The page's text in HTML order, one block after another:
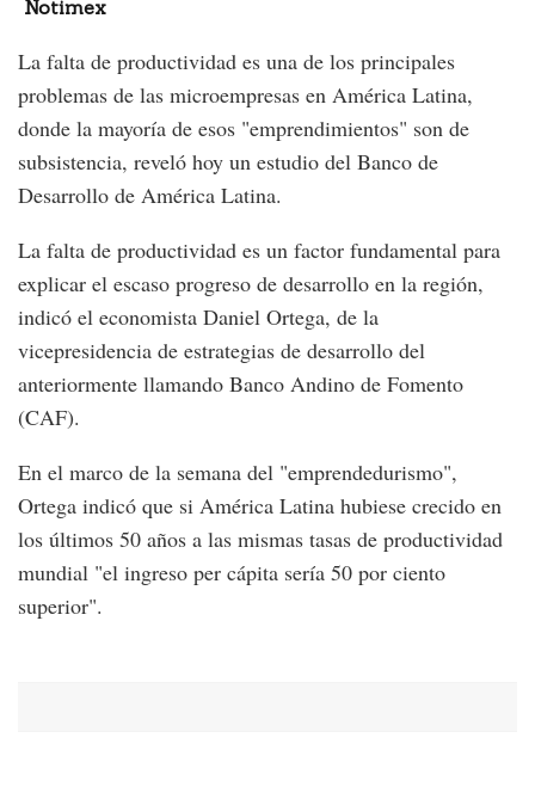
Notimex
La falta de productividad es una de los principales
problemas de las microempresas en América Latina,
donde la mayoría de esos "emprendimientos" son de
subsistencia, reveló hoy un estudio del Banco de
Desarrollo de América Latina.
La falta de productividad es un factor fundamental para
explicar el escaso progreso de desarrollo en la región,
indicó el economista Daniel Ortega, de la
vicepresidencia de estrategias de desarrollo del
anteriormente llamando Banco Andino de Fomento
(CAF).
En el marco de la semana del "emprendedurismo",
Ortega indicó que si América Latina hubiese crecido en
los últimos 50 años a las mismas tasas de productividad
mundial "el ingreso per cápita sería 50 por ciento
superior".